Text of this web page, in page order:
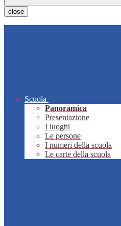
close
Scuola
Panoramica
Presentazione
I luoghi
Le persone
I numeri della scuola
Le carte della scuola